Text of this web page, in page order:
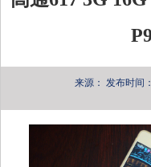
来源： 发布时间